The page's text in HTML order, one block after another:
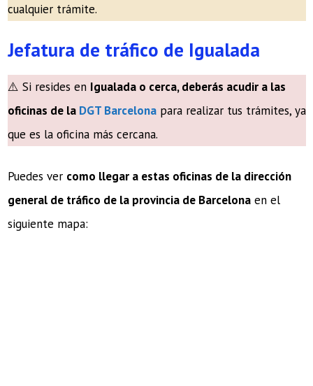
cualquier trámite.
Jefatura de tráfico de Igualada
⚠️ Si resides en Igualada o cerca, deberás acudir a las
oficinas de la DGT Barcelona para realizar tus trámites, ya
que es la oficina más cercana.
Puedes ver como llegar a estas oficinas de la dirección
general de tráfico de la provincia de Barcelona en el
siguiente mapa: